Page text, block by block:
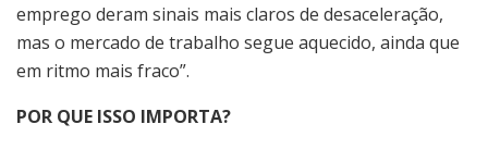
emprego deram sinais mais claros de desaceleração,
mas o mercado de trabalho segue aquecido, ainda que
em ritmo mais fraco”.
POR QUE ISSO IMPORTA?